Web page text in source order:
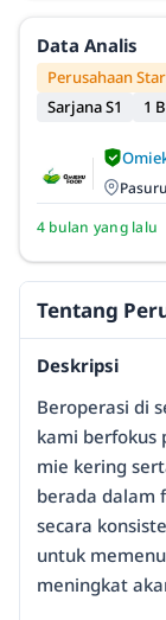
Data Analis
Perusahaan
Sarjana S1
1
4 bulan yang lalu
Tentang
Deskripsi
Beroperasi di
kami berfokus
mie kering
berada dalam
secara
untuk
meningkat